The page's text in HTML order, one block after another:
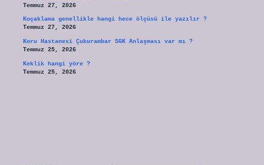
Temmuz 27, 2026
Koçaklama genellikle hangi hece ölçüsü ile yazılır ?
Temmuz 27, 2026
Koru Hastanesi Çukurambar SGK Anlaşması var mı ?
Temmuz 25, 2026
Keklik hangi yöre ?
Temmuz 25, 2026